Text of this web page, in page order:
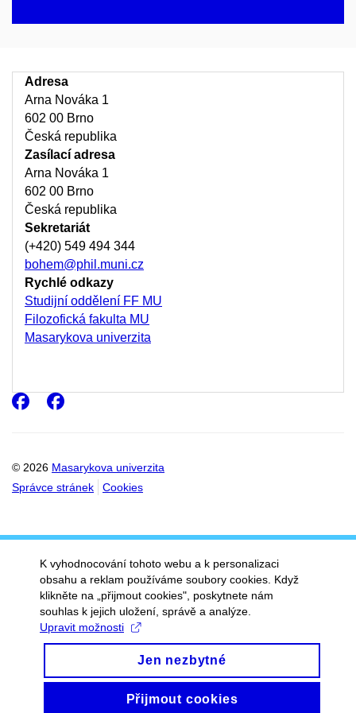
Adresa
Arna Nováka 1
602 00 Brno
Česká republika
Zasílací adresa
Arna Nováka 1
602 00 Brno
Česká republika
Sekretariát
(+420) 549 494 344
bohem@phil.muni.cz
Rychlé odkazy
Studijní oddělení FF MU
Filozofická fakulta MU
Masarykova univerzita
© 2026 Masarykova univerzita
Správce stránek
Cookies
Facebook
Facebook
K vyhodnocování tohoto webu a k personalizaci
obsahu a reklam používáme soubory cookies. Když
klikněte na „přijmout cookies", poskytnete nám
souhlas k jejich uložení, správě a analýze.
Upravit možnosti
Jen nezbytné
Přijmout cookies